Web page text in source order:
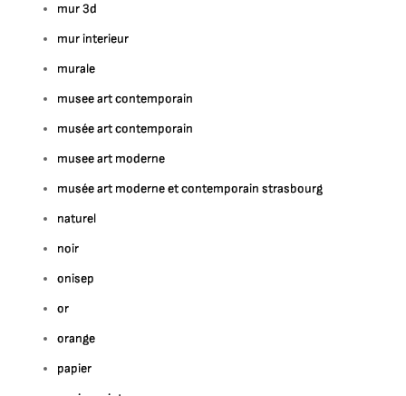
mur 3d
mur interieur
murale
musee art contemporain
musée art contemporain
musee art moderne
musée art moderne et contemporain strasbourg
naturel
noir
onisep
or
orange
papier